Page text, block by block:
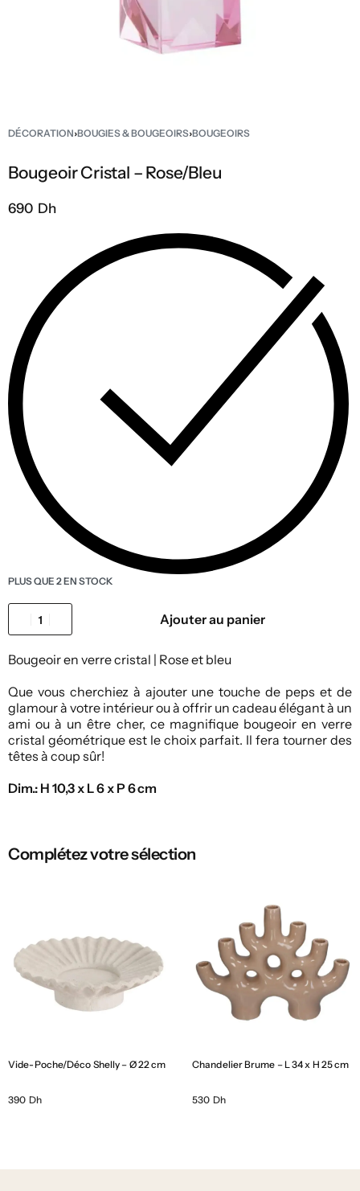
DÉCORATION›BOUGIES & BOUGEOIRS›BOUGEOIRS
Bougeoir Cristal – Rose/Bleu
690 Dh
PLUS QUE 2 EN STOCK
Ajouter au panier
Bougeoir en verre cristal | Rose et bleu
Que vous cherchiez à ajouter une touche de peps et de
glamour à votre intérieur ou à offrir un cadeau élégant à un
ami ou à un être cher, ce magnifique bougeoir en verre
cristal géométrique est le choix parfait. Il fera tourner des
têtes à coup sûr!
Dim.: H 10,3 x L 6 x P 6 cm
Complétez votre sélection
Vide-Poche/Déco Shelly – Ø 22 cm
390 Dh
Chandelier Brume – L 34 x H 25 cm
530 Dh